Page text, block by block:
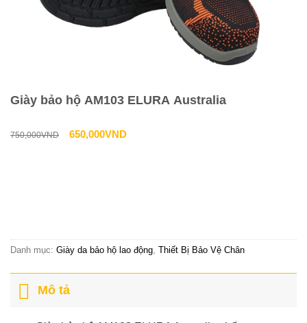
Giày bảo hộ AM103 ELURA Australia
750,000VND
Giá
650,000VNDGiá
650,000VND.
Danh mục: Giày da bảo hộ lao động Thiết Bị Bảo Vệ Chân
Mô tả